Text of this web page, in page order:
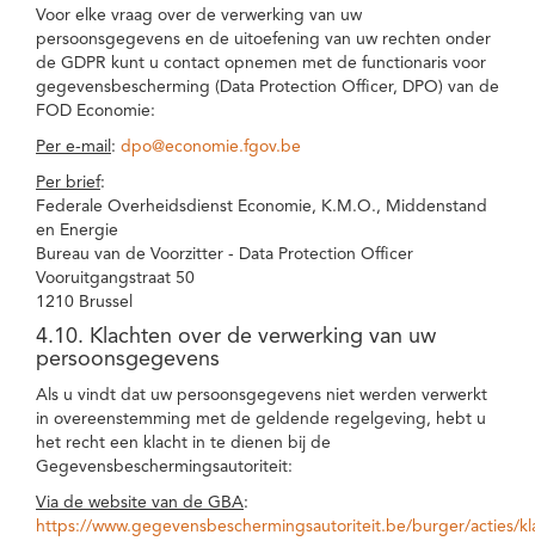
Voor elke vraag over de verwerking van uw
persoonsgegevens en de uitoefening van uw rechten onder
de GDPR kunt u contact opnemen met de functionaris voor
gegevensbescherming (Data Protection Officer, DPO) van de
FOD Economie:
Per e-mail : dpo@economie.fgov.be
Per brief:
Federale Overheidsdienst Economie, K.M.O., Middenstand
en Energie
Bureau van de Voorzitter - Data Protection Officer
Vooruitgangstraat 50
1210 Brussel
4.10. Klachten over de verwerking van uw
persoonsgegevens
Als u vindt dat uw persoonsgegevens niet werden verwerkt
in overeenstemming met de geldende regelgeving, hebt u
het recht een klacht in te dienen bij de
Gegevensbeschermingsautoriteit:
Via de website van de GBA:
https://www.gegevensbeschermingsautoriteit.be/burger/acties/